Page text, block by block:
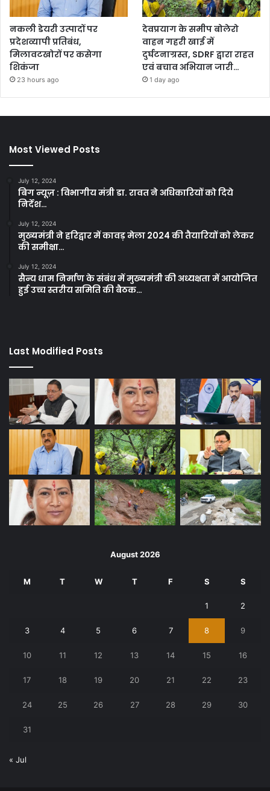
नकली डेयरी उत्पादों पर
प्रदेशव्यापी प्रतिबंध,
मिलावटखोरों पर कसेगा
शिकंजा
23 hours ago
देवप्रयाग के समीप बोलेरो
वाहन गहरी खाई में
दुर्घटनाग्रस्त, SDRF द्वारा राहत
एवं बचाव अभियान जारी…
1 day ago
Most Viewed Posts
July 12, 2024
बिग न्यूज़ : विभागीय मंत्री डा. रावत ने अधिकारियों को दिये
निर्देश…
July 12, 2024
मुख्यमंत्री ने हरिद्वार में कावड़ मेला 2024 की तैयारियों को लेकर
की समीक्षा…
July 12, 2024
सैन्य धाम निर्माण के संबंध में मुख्यमंत्री की अध्यक्षता में आयोजित
हुई उच्च स्तरीय समिति की बैठक…
Last Modified Posts
August 2026
M T W T F S S
1 2
3 4 5 6 7 8 9
10 11 12 13 14 15 16
17 18 19 20 21 22 23
24 25 26 27 28 29 30
31
« Jul